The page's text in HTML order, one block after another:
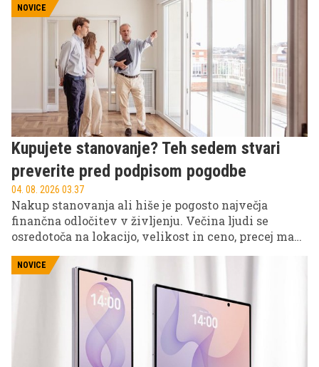
presenetil oboževalce. Tokrat se pripravlja na
nastop v filmu Highlander, kjer bo stopil ob bok
Henryju Cavillu.
NOVICE
Kupujete stanovanje? Teh sedem stvari
preverite pred podpisom pogodbe
04. 08. 2026 03.37
Nakup stanovanja ali hiše je pogosto največja
finančna odločitev v življenju. Večina ljudi se
osredotoča na lokacijo, velikost in ceno, precej manj
ogromne stroške, slabo voljo ali celo pravne zaplete.
NOVICE